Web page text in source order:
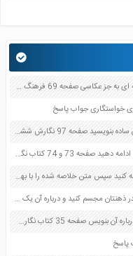
یکی از هنرمندان معاصر مورد علاقه خود را در هر رشته ای به جز عکاسی صفحه 69 فرهنگ و هنر نهم
خواستگاری جواب پاسخ
یکی از حکایت هایی را که تا به حال شنیده اید به زبان ساده بنویسید صفحه 97 نگارش ششم دبستان
یکی از متن های ناتمام زیر را انتخاب کنید و نوشته را ادامه دهید صفحه 73 و 74 کتاب نگارش فارسی پنجم دبستان
یکی از درس های مندرج در کتاب درسی خود را خلاصه کنید سپس متن خلاصه شده را با بهره گیری از روش های دسته بندی نمودار جدول نقشه مفهومی نشان دهید صفحه 118 نگارش یازدهم
یکی از صدا های آبشار به هم خوردن برگ ها زنبور را در ذهنتان مجسم کنید و درباره آن یک بند بنویسید صفحه 11 نگارش پنجم
یکی از دو موضوع را به دلخواه انتخاب کن و یک بند درباره آن بنویس صفحه 35 کتاب نگارش فارسی سوم
پاسخ